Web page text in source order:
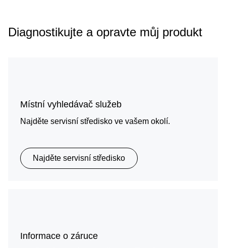
Diagnostikujte a opravte můj produkt
Místní vyhledávač služeb
Najděte servisní středisko ve vašem okolí.
Najděte servisní středisko
Informace o záruce